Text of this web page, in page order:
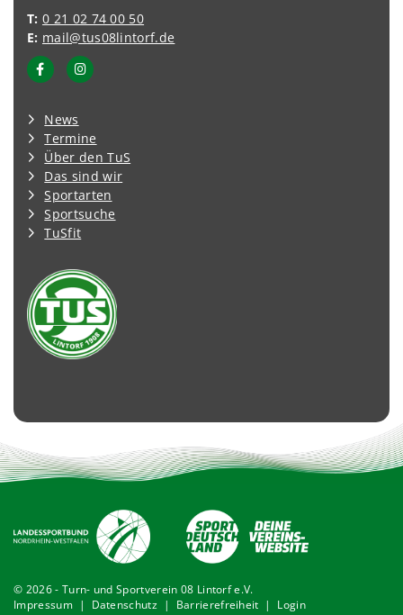
T: 0 21 02 74 00 50
E: mail@tus08lintorf.de
News
Termine
Über den TuS
Das sind wir
Sportarten
Sportsuche
TuSfit
© 2026 - Turn- und Sportverein 08 Lintorf e.V.
Impressum| Datenschutz | Barrierefreiheit | Login